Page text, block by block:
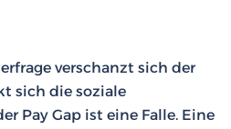
verschanzt sich der
sich die soziale
Pay Gap ist eine Falle. Eine